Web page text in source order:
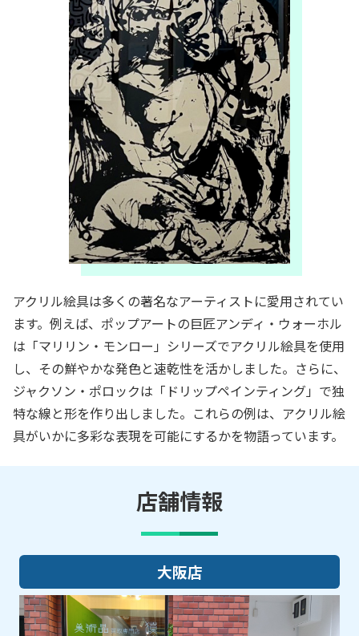
アクリル絵具は多くの著名なアーティストに愛用されてい
ます。例えば、ポップアートの巨匠アンディ・ウォーホル
は「マリリン・モンロー」シリーズでアクリル絵具を使用
し、その鮮やかな発色と速乾性を活かしました。さらに、
ジャクソン・ポロックは「ドリップペインティング」で独
特な線と形を作り出しました。これらの例は、アクリル絵
具がいかに多彩な表現を可能にするかを物語っています。
店舗情報
大阪店